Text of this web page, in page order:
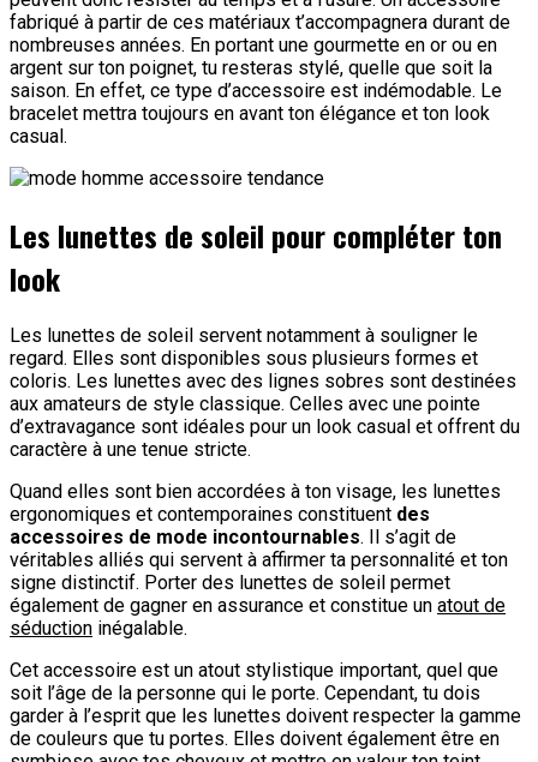
fabriqué à partir de ces matériaux t’accompagnera durant de
nombreuses années. En portant une gourmette en or ou en
argent sur ton poignet, tu resteras stylé, quelle que soit la
saison. En effet, ce type d’accessoire est indémodable. Le
bracelet mettra toujours en avant ton élégance et ton look
casual.
Les lunettes de soleil pour compléter ton
look
Les lunettes de soleil servent notamment à souligner le
regard. Elles sont disponibles sous plusieurs formes et
coloris. Les lunettes avec des lignes sobres sont destinées
aux amateurs de style classique. Celles avec une pointe
d’extravagance sont idéales pour un look casual et offrent du
caractère à une tenue stricte.
Quand elles sont bien accordées à ton visage, les lunettes
ergonomiques et contemporaines constituent des
accessoires de mode incontournables. Il s’agit de
véritables alliés qui servent à affirmer ta personnalité et ton
signe distinctif. Porter des lunettes de soleil permet
également de gagner en assurance et constitue un atout de
séduction inégalable.
Cet accessoire est un atout stylistique important, quel que
soit l’âge de la personne qui le porte. Cependant, tu dois
garder à l’esprit que les lunettes doivent respecter la gamme
de couleurs que tu portes. Elles doivent également être en